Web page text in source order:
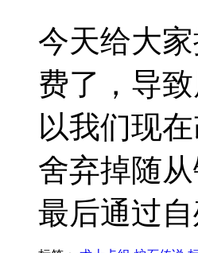
今天给大
费了，导
以我们现
舍弃掉随
最后通过